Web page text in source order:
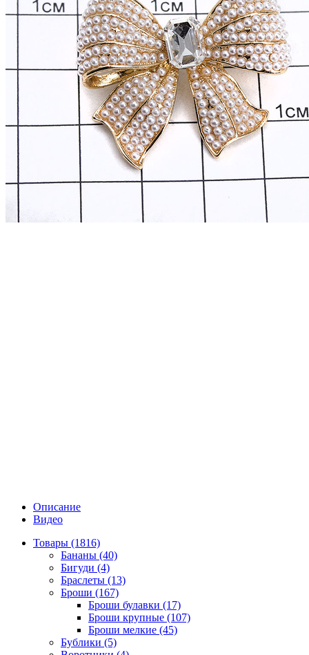
Описание
Видео
Товары (1816)
Бананы (40)
Бигуди (4)
Браслеты (13)
Броши (167)
Броши булавки (17)
Броши крупные (107)
Броши мелкие (45)
Бублики (5)